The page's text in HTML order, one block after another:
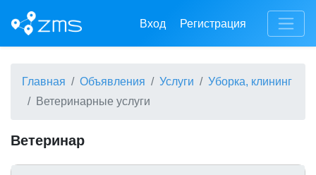
Вход Регистрация
Главная Объявления Услуги
Уборка, клининг
Ветеринарные услуги
Ветеринар